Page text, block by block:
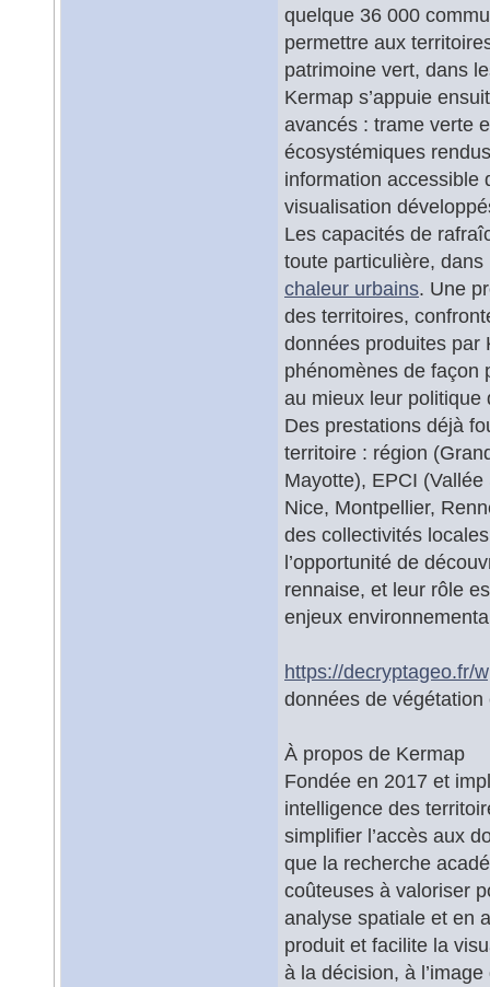
quelque 36 000
permettre aux
patrimoine vert, dans
Kermap s’appuie
avancés : trame verte
écosystémiques
information accessible
visualisation
Les capacités de
toute particulière,
chaleur urbains. Une
des territoires,
données produites par
phénomènes de façon
au mieux leur politique
Des prestations déjà
territoire : région
Mayotte), EPCI
Nice, Montpellier,
des collectivités
l’opportunité de
rennaise, et leur rôle
enjeux
https://decryptageo.fr/
données de
À propos de Kermap
Fondée en 2017 et
intelligence des
simplifier l’accès aux
que la recherche
coûteuses à valoriser
analyse spatiale et en
produit et facilite la
à la décision, à